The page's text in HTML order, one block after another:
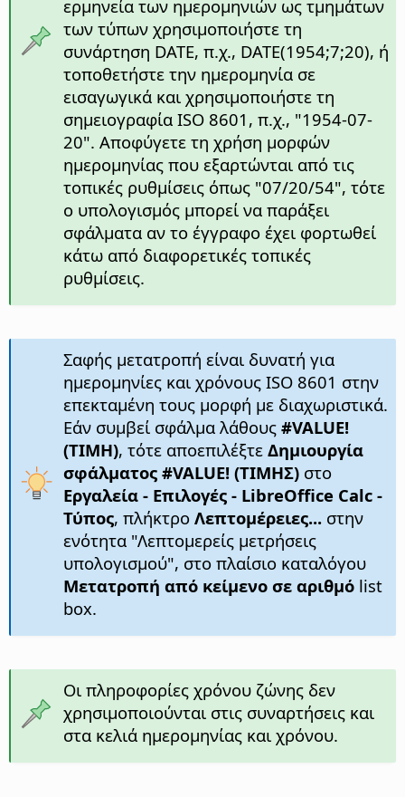
ερμηνεία των ημερομηνιών ως τμημάτων
των τύπων χρησιμοποιήστε τη
συνάρτηση DATE, π.χ., DATE(1954;7;20), ή
τοποθετήστε την ημερομηνία σε
εισαγωγικά και χρησιμοποιήστε τη
σημειογραφία ISO 8601, π.χ., "1954-07-
20". Αποφύγετε τη χρήση μορφών
ημερομηνίας που εξαρτώνται από τις
τοπικές ρυθμίσεις όπως "07/20/54", τότε
ο υπολογισμός μπορεί να παράξει
σφάλματα αν το έγγραφο έχει φορτωθεί
κάτω από διαφορετικές τοπικές
ρυθμίσεις.
Σαφής μετατροπή είναι δυνατή για
ημερομηνίες και χρόνους ISO 8601 στην
επεκταμένη τους μορφή με διαχωριστικά.
Εάν συμβεί σφάλμα λάθους #VALUE!
(ΤΙΜΗ), τότε αποεπιλέξτε Δημιουργία
σφάλματος #VALUE! (ΤΙΜΗΣ)στο
Εργαλεία - Επιλογές - LibreOffice Calc -
Τύπος, πλήκτρο Λεπτομέρειες...στην
ενότητα "Λεπτομερείς μετρήσεις
υπολογισμού", στο πλαίσιο καταλόγου
Μετατροπή από κείμενο σε αριθμόlist
box.
Οι πληροφορίες χρόνου ζώνης δεν
χρησιμοποιούνται στις συναρτήσεις και
στα κελιά ημερομηνίας και χρόνου.